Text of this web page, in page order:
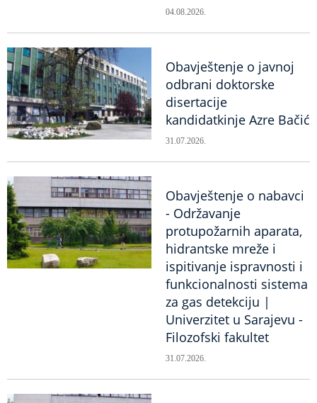
04.08.2026.
Obavještenje o javnoj
odbrani doktorske
disertacije
kandidatkinje Azre Bačić
31.07.2026.
Obavještenje o nabavci
- Održavanje
protupožarnih aparata,
hidrantske mreže i
ispitivanje ispravnosti i
funkcionalnosti sistema
za gas detekciju |
Univerzitet u Sarajevu -
Filozofski fakultet
31.07.2026.